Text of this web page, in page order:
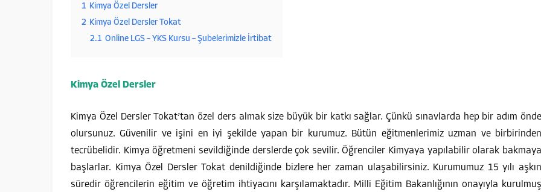
1 Kimya Özel Dersler
2 Kimya Özel Dersler Tokat
2.1 Online LGS – YKS Kursu – Şubelerimizle İrtibat
Kimya Özel Dersler
Kimya Özel Dersler Tokat’tan özel ders almak size büyük bir katkı sağlar. Çünkü sınavlarda hep bir adım önde
olursunuz. Güvenilir ve işini en iyi şekilde yapan bir kurumuz. Bütün eğitmenlerimiz uzman ve birbirinden
tecrübelidir. Kimya öğretmeni sevildiğinde derslerde çok sevilir. Öğrenciler Kimyaya yapılabilir olarak
başlarlar. Kimya Özel Dersler Tokat denildiğinde bizlere her zaman ulaşabilirsiniz. Kurumumuz 15 yılı aşkın
süredir öğrencilerin eğitim ve öğretim ihtiyacını karşılamaktadır. Milli Eğitim Bakanlığının onayıyla kurulmuş